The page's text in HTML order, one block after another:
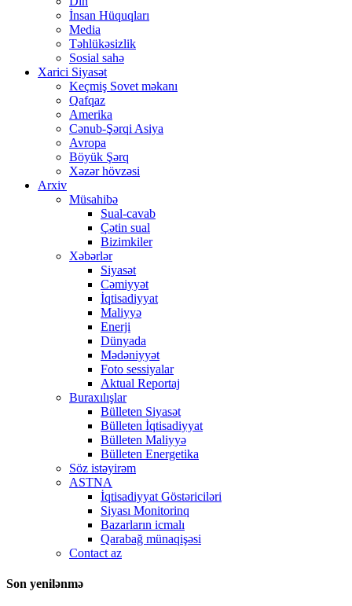
İnsan Hüquqları
Media
Təhlükəsizlik
Sosial sahə
Xarici Siyasət
Keçmiş Sovet məkanı
Qafqaz
Amerika
Cənub-Şərqi Asiya
Avropa
Böyük Şərq
Xəzər hövzəsi
Arxiv
Müsahibə
Sual-cavab
Çətin sual
Bizimkiler
Xəbərlər
Siyasət
Cəmiyyət
İqtisadiyyat
Maliyyə
Enerji
Dünyada
Mədəniyyət
Foto sessiyalar
Aktual Reportaj
Buraxılışlar
Bülleten Siyasət
Bülleten İqtisadiyyat
Bülleten Maliyyə
Bülleten Energetika
Söz istəyirəm
ASTNA
İqtisadiyyat Göstəriciləri
Siyası Monitorinq
Bazarların icmalı
Qarabağ münaqişəsi
Contact az
Son yenilənmə